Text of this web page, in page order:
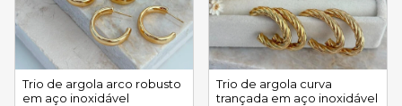
Trio de argola arco robusto
em aço inoxidável
Trio de argola curva
trançada em aço inoxidável